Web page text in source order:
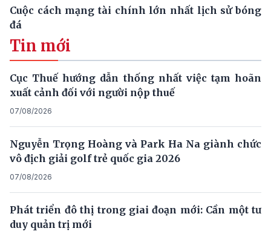
Cuộc cách mạng tài chính lớn nhất lịch sử bóng
đá
Tin mới
Cục Thuế hướng dẫn thống nhất việc tạm hoãn
xuất cảnh đối với người nộp thuế
07/08/2026
Nguyễn Trọng Hoàng và Park Ha Na giành chức
vô địch giải golf trẻ quốc gia 2026
07/08/2026
Phát triển đô thị trong giai đoạn mới: Cần một tư
duy quản trị mới